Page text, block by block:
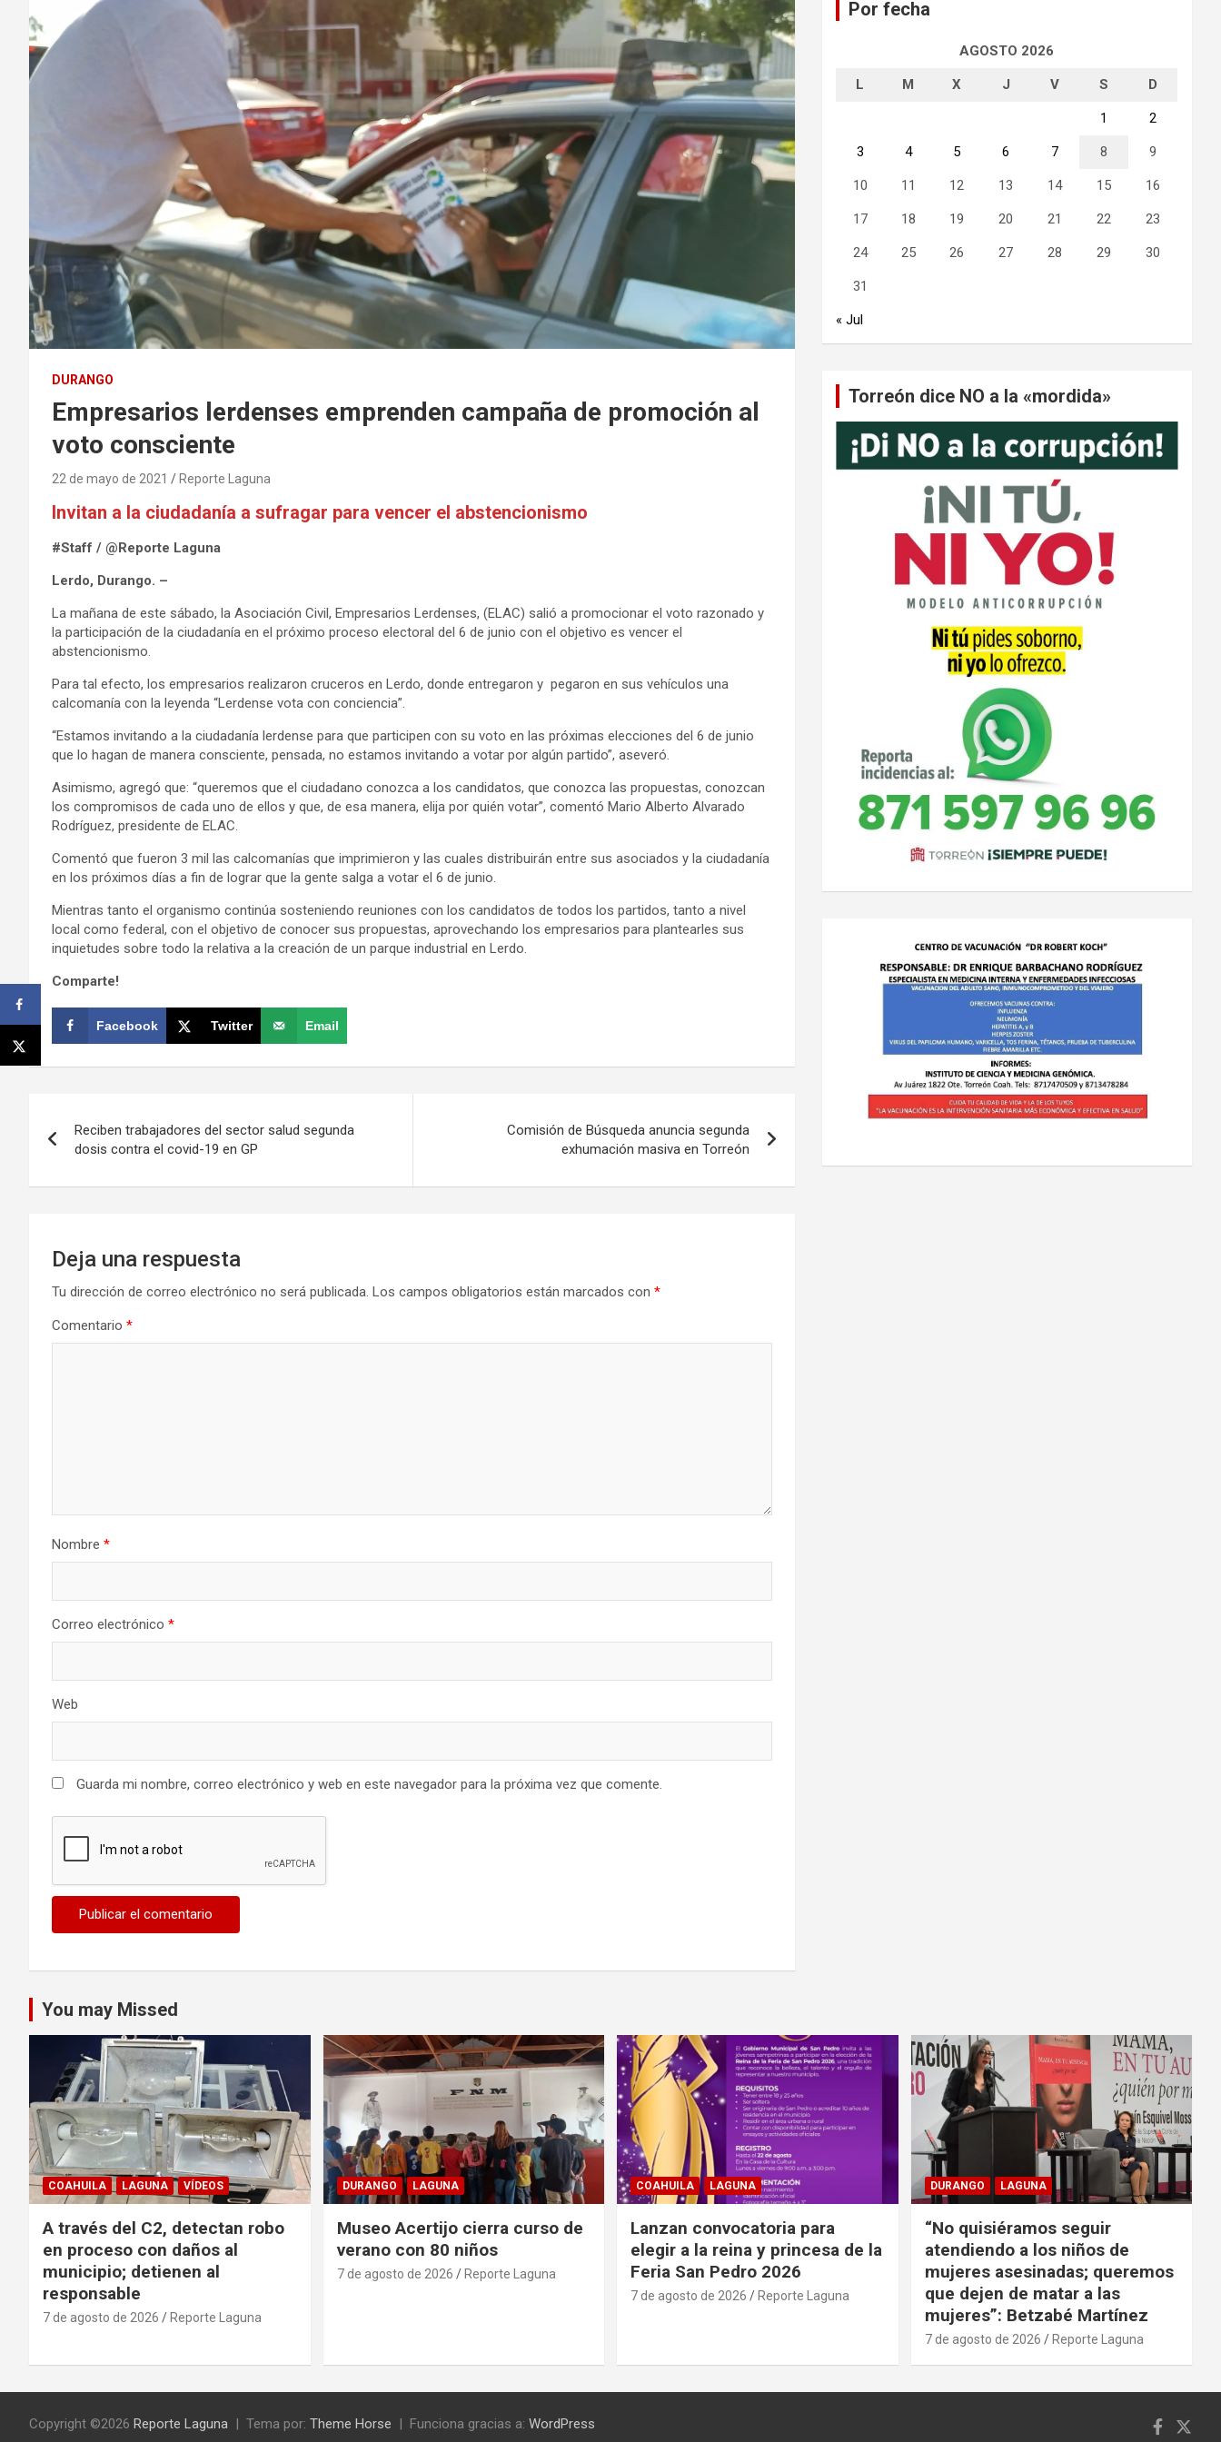
DURANGO
Empresarios lerdenses emprenden campaña de promoción al
voto consciente
22 de mayo de 2021 Reporte Laguna
Invitan a la ciudadanía a sufragar para vencer el abstencionismo
#Staff / @Reporte Laguna
Lerdo, Durango. –
La mañana de este sábado, la Asociación Civil, Empresarios Lerdenses, (ELAC) salió a promocionar el voto razonado y
la participación de la ciudadanía en el próximo proceso electoral del 6 de junio con el objetivo es vencer el
abstencionismo.
Para tal efecto, los empresarios realizaron cruceros en Lerdo, donde entregaron y pegaron en sus vehículos una
calcomanía con la leyenda “Lerdense vota con conciencia”.
“Estamos invitando a la ciudadanía lerdense para que participen con su voto en las próximas elecciones del 6 de junio
que lo hagan de manera consciente, pensada, no estamos invitando a votar por algún partido”, aseveró.
Asimismo, agregó que: “queremos que el ciudadano conozca a los candidatos, que conozca las propuestas, conozcan
los compromisos de cada uno de ellos y que, de esa manera, elija por quién votar”, comentó Mario Alberto Alvarado
Rodríguez, presidente de ELAC.
Comentó que fueron 3 mil las calcomanías que imprimieron y las cuales distribuirán entre sus asociados y la ciudadanía
en los próximos días a fin de lograr que la gente salga a votar el 6 de junio.
Mientras tanto el organismo continúa sosteniendo reuniones con los candidatos de todos los partidos, tanto a nivel
local como federal, con el objetivo de conocer sus propuestas, aprovechando los empresarios para plantearles sus
inquietudes sobre todo la relativa a la creación de un parque industrial en Lerdo.
Comparte!
Facebook Twitter Email
de
entradas
Reciben trabajadores del sector salud segunda
dosis contra el covid-19 en GP
Comisión de Búsqueda anuncia segunda
exhumación masiva en Torreón
Deja una respuesta
Tu dirección de correo electrónico no será publicada. Los campos obligatorios están marcados con *
Comentario *
Nombre *
Correo electrónico *
Web
Guarda mi nombre, correo electrónico y web en este navegador para la próxima vez que comente.
Por fecha
AGOSTO 2026
L M X J V S D
1 2
3 4 5 6 7 8 9
10 11 12 13 14 15 16
17 18 19 20 21 22 23
24 25 26 27 28 29 30
31
« Jul
Torreón dice NO a la «mordida»
You may Missed
COAHUILA LAGUNA VÍDEOS
A través del C2, detectan robo
en proceso con daños al
municipio; detienen al
responsable
7 de agosto de 2026 Reporte Laguna
DURANGO LAGUNA
Museo Acertijo cierra curso de
verano con 80 niños
7 de agosto de 2026 Reporte Laguna
COAHUILA LAGUNA
Lanzan convocatoria para
elegir a la reina y princesa de la
Feria San Pedro 2026
7 de agosto de 2026 Reporte Laguna
DURANGO LAGUNA
“No quisiéramos seguir
atendiendo a los niños de
mujeres asesinadas; queremos
que dejen de matar a las
mujeres”: Betzabé Martínez
7 de agosto de 2026 Reporte Laguna
Copyright ©2026 Reporte Laguna Tema por: Theme Horse Funciona gracias a: WordPress